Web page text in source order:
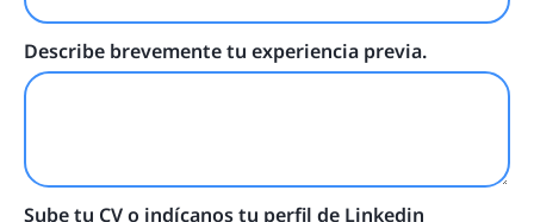
Describe brevemente tu experiencia previa.
Sube tu CV o indícanos tu perfil de Linkedin